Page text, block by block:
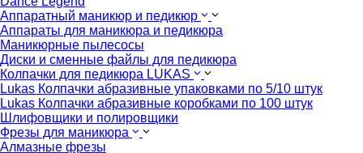
Аппаратный маникюр и педикюр
Аппараты для маникюра и педикюра
Маникюрные пылесосы
Диски и сменные файлы для педикюра
Колпачки для педикюра LUKAS
Lukas Колпачки абразивные упаковками по 5/10 штук
Lukas Колпачки абразивные коробками по 100 штук
Шлифовщики и полировщики
Фрезы для маникюра
Алмазные фрезы